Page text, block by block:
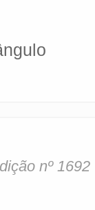
nº